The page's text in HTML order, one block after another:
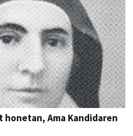
Ama Kandidaren